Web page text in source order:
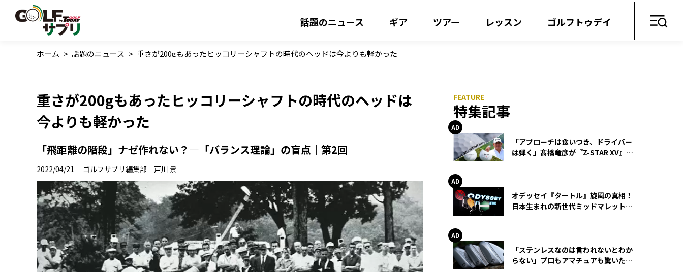
話題のニュース ギア ツアー レッスン ゴルフトゥデイ
ホーム > 話題のニュース > 重さが200gもあったヒッコリーシャフトの時代のヘッドは今よりも軽かった
重さが200gもあったヒッコリーシャフトの時代のヘッドは
今よりも軽かった
「飛距離の階段」ナゼ作れない？―「バランス理論」の盲点｜第2回
2022/04/21 ゴルフサプリ編集部 戸川 景
特集記事
「アプローチは食いつき、ドライバー
は弾く」髙橋竜彦が『Z-STAR XV』を
オデッセイ『タートル』旋風の真相！
日本生まれの新世代ミッドマレットが
「ステンレスなのは言われないとわか
らない」プロもアマチュアも驚いた